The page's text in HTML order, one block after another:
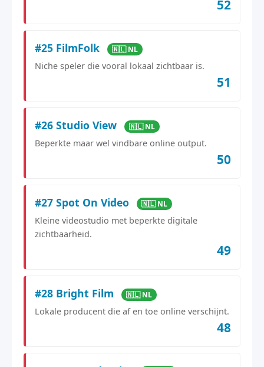
52
#25 FilmFolk 🇳🇱 NL
Niche speler die vooral lokaal zichtbaar is.
51
#26 Studio View 🇳🇱 NL
Beperkte maar wel vindbare online output.
50
#27 Spot On Video 🇳🇱 NL
Kleine videostudio met beperkte digitale
zichtbaarheid.
49
#28 Bright Film 🇳🇱 NL
Lokale producent die af en toe online verschijnt.
48